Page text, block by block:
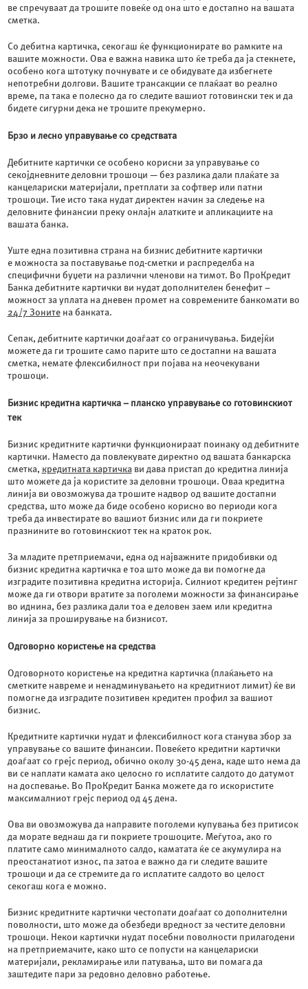
ве спречуваат да трошите повеќе од она што е достапно на вашата
сметка.
Со дебитна картичка, секогаш ќе функционирате во рамките на
вашите можности. Ова е важна навика што ќе треба да ја стекнете,
особено кога штотуку почнувате и се обидувате да избегнете
непотребни долгови. Вашите трансакции се плаќаат во реално
време, па така е полесно да го следите вашиот готовински тек и да
бидете сигурни дека не трошите прекумерно.
Брзо и лесно управување со средствата
Дебитните картички се особено корисни за управување со
секојдневните деловни трошоци — без разлика дали плаќате за
канцелариски материјали, претплати за софтвер или патни
трошоци. Тие исто така нудат директен начин за следење на
деловните финансии преку онлајн алатките и апликациите на
вашата банка.
Уште една позитивна страна на бизнис дебитните картички
е можноста за поставување под-сметки и распределба на
специфични буџети на различни членови на тимот. Во ПроКредит
Банка дебитните картички ви нудат дополнителен бенефит –
можност за уплата на дневен промет на современите банкомати во
24/7 Зонитена банката.
Сепак, дебитните картички доаѓаат со ограничувања. Бидејќи
можете да ги трошите само парите што се достапни на вашата
сметка, немате флексибилност при појава на неочекувани
трошоци.
Бизнис кредитна картичка – планско управување со готовинскиот
тек
Бизнис кредитните картички функционираат поинаку од дебитните
картички. Наместо да повлекувате директно од вашата банкарска
сметка, кредитната картичкави дава пристап до кредитна линија
што можете да ја користите за деловни трошоци. Оваа кредитна
линија ви овозможува да трошите надвор од вашите достапни
средства, што може да биде особено корисно во периоди кога
треба да инвестирате во вашиот бизнис или да ги покриете
празнините во готовинскиот тек на краток рок.
За младите претприемачи, една од најважните придобивки од
бизнис кредитна картичка е тоа што може да ви помогне да
изградите позитивна кредитна историја. Силниот кредитен рејтинг
може да ги отвори вратите за поголеми можности за финансирање
во иднина, без разлика дали тоа е деловен заем или кредитна
линија за проширување на бизнисот.
Одговорно користење на средства
Одговорното користење на кредитна картичка (плаќањето на
сметките навреме и ненадминувањето на кредитниот лимит) ќе ви
помогне да изградите позитивен кредитен профил за вашиот
бизнис.
Кредитните картички нудат и флексибилност кога станува збор за
управување со вашите финансии. Повеќето кредитни картички
доаѓаат со грејс период, обично околу 30-45 дена, каде што нема да
ви се наплати камата ако целосно го исплатите салдото до датумот
на доспевање. Во ПроКредит Банка можете да го искористите
максималниот грејс период од 45 дена.
Ова ви овозможува да направите поголеми купувања без притисок
да морате веднаш да ги покриете трошоците. Меѓутоа, ако го
платите само минималното салдо, каматата ќе се акумулира на
преостанатиот износ, па затоа е важно да ги следите вашите
трошоци и да се стремите да го исплатите салдото во целост
секогаш кога е можно.
Бизнис кредитните картички честопати доаѓаат со дополнителни
поволности, што може да обезбеди вредност за честите деловни
трошоци. Некои картички нудат посебни поволности прилагодени
на претприемачите, како што се попусти на канцелариски
материјали, рекламирање или патувања, што ви помага да
заштедите пари за редовно деловно работење.